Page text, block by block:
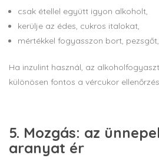
csak étellel együtt igyon alkoholt,
kerülje az édes, cukros italokat,
mértékkel fogyasszon bort,
Ha inzulint használ, az
különösen fontos a vércukor
5. Mozgás: az
aranyat ér